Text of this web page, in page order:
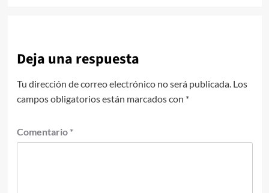
Deja una respuesta
Tu dirección de correo electrónico no será publicada. Los
campos obligatorios están marcados con *
Comentario *